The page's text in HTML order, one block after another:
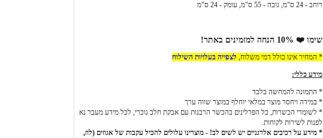
רוחב - 24 ס"מ, גובה - 55 ס"מ, עומק - 24 ס"מ
שימו ❤️ 10% הנחה למזמינים באתר!
* המחיר אינו כולל דמי משלוח, לצפייה בעלויות השילוח
מידע כללי:
* התמונה להמחשה בלבד
* במידה ויחסר מוצר במלאי יוחלף במוצר שווה ערך
* לשומרי הכשרות, כל הפרלינים בהכשר הרבנות עם אבקת חלב נוכרי, לכל מידע מעבר נא
לפנות לשירות לקוחות.
* מידע על רכיבים אלרגניים יש לשים לב! - מוצרינו עלולים להכיל עקבות של אגוזים (לוז,